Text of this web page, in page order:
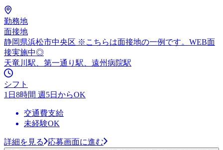
勤務地
面接地
静岡県浜松市中央区 ※こちらは面接地の一例です。WEB面
接実施中◎
天竜川駅、第一通り駅、遠州病院駅
シフト
1日8時間 週5日からOK
交通費支給
未経験OK
詳細を見る 応募画面に進む